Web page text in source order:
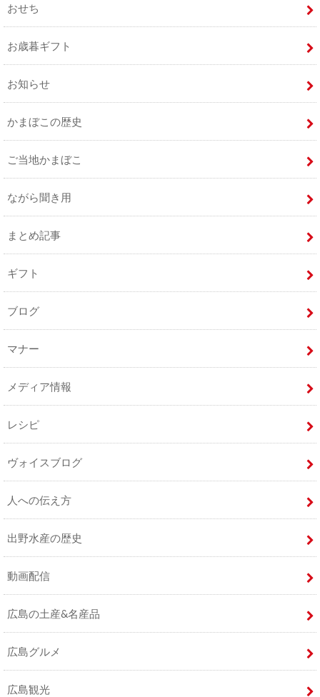
おせち
お歳暮ギフト
お知らせ
かまぼこの歴史
ご当地かまぼこ
ながら聞き用
まとめ記事
ギフト
ブログ
マナー
メディア情報
レシピ
ヴォイスブログ
人への伝え方
出野水産の歴史
動画配信
広島の土産&名産品
広島グルメ
広島観光